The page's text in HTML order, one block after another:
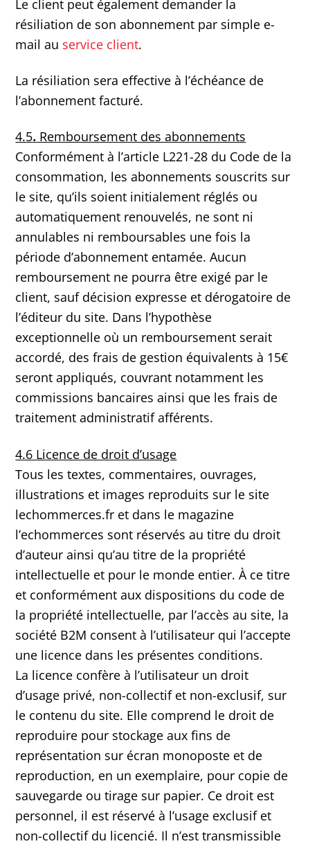
Le client peut également demander la
résiliation de son abonnement par simple e-
mail au service client.
La résiliation sera effective à l’échéance de
l’abonnement facturé.
4.5. Remboursement des abonnements
Conformément à l’article L221-28 du Code de la
consommation, les abonnements souscrits sur
le site, qu’ils soient initialement réglés ou
automatiquement renouvelés, ne sont ni
annulables ni remboursables une fois la
période d’abonnement entamée. Aucun
remboursement ne pourra être exigé par le
client, sauf décision expresse et dérogatoire de
l’éditeur du site. Dans l’hypothèse
exceptionnelle où un remboursement serait
accordé, des frais de gestion équivalents à 15€
seront appliqués, couvrant notamment les
commissions bancaires ainsi que les frais de
traitement administratif afférents.
4.6 Licence de droit d’usage
Tous les textes, commentaires, ouvrages,
illustrations et images reproduits sur le site
lechommerces.fr et dans le magazine
l’echommerces sont réservés au titre du droit
d’auteur ainsi qu’au titre de la propriété
intellectuelle et pour le monde entier. À ce titre
et conformément aux dispositions du code de
la propriété intellectuelle, par l’accès au site, la
société B2M consent à l’utilisateur qui l’accepte
une licence dans les présentes conditions.
La licence confère à l’utilisateur un droit
d’usage privé, non-collectif et non-exclusif, sur
le contenu du site. Elle comprend le droit de
reproduire pour stockage aux fins de
représentation sur écran monoposte et de
reproduction, en un exemplaire, pour copie de
sauvegarde ou tirage sur papier. Ce droit est
personnel, il est réservé à l’usage exclusif et
non-collectif du licencié. Il n’est transmissible